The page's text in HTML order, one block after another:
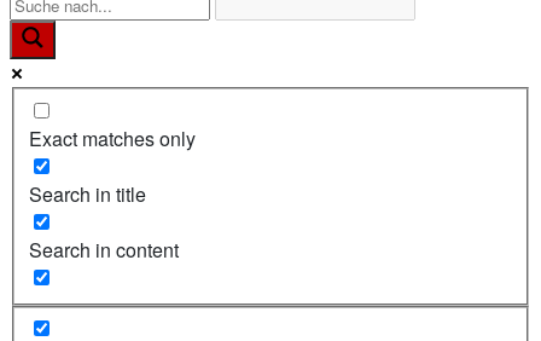
Exact matches only
Search in title
Search in content